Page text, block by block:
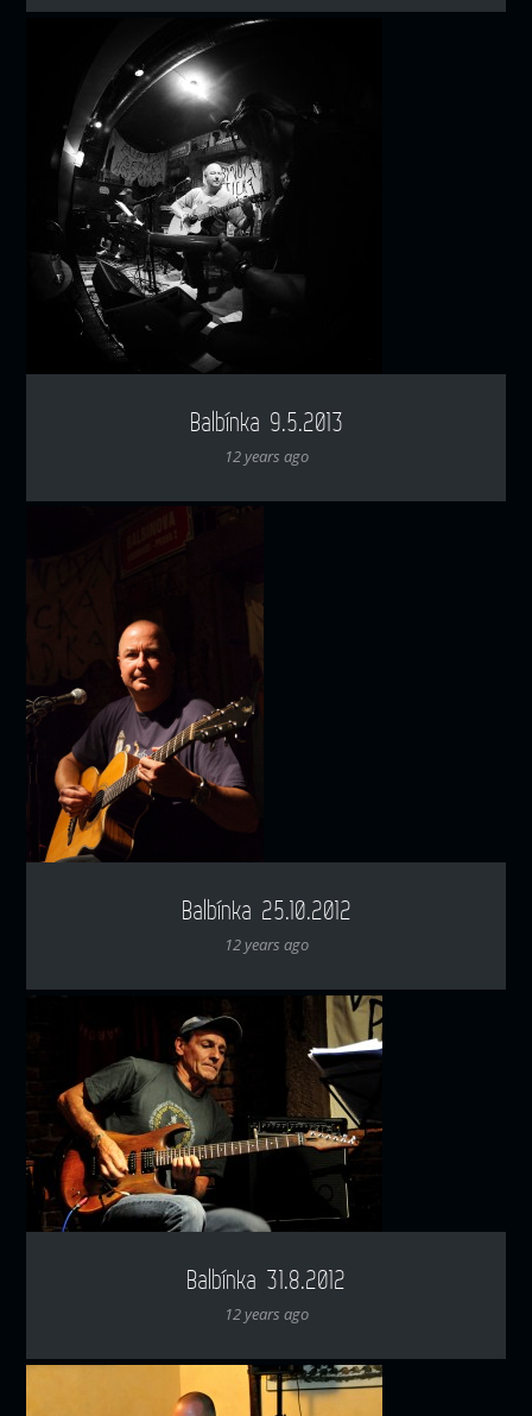
Balbínka 9.5.2013
12 years ago
Balbínka 25.10.2012
12 years ago
Balbínka 31.8.2012
12 years ago